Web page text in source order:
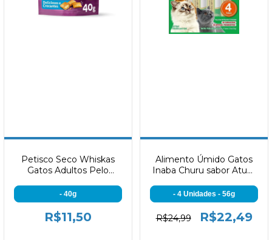
Petisco Seco Whiskas
Gatos Adultos Pelo
- 40g
R$11,50
Alimento Úmido Gatos
Inaba Churu sabor Atum
- 4 Unidades - 56g
R$24,99 R$22,49